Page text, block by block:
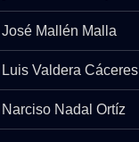
José Mallén Malla
Luis Valdera Cáceres
Narciso Nadal Ortíz